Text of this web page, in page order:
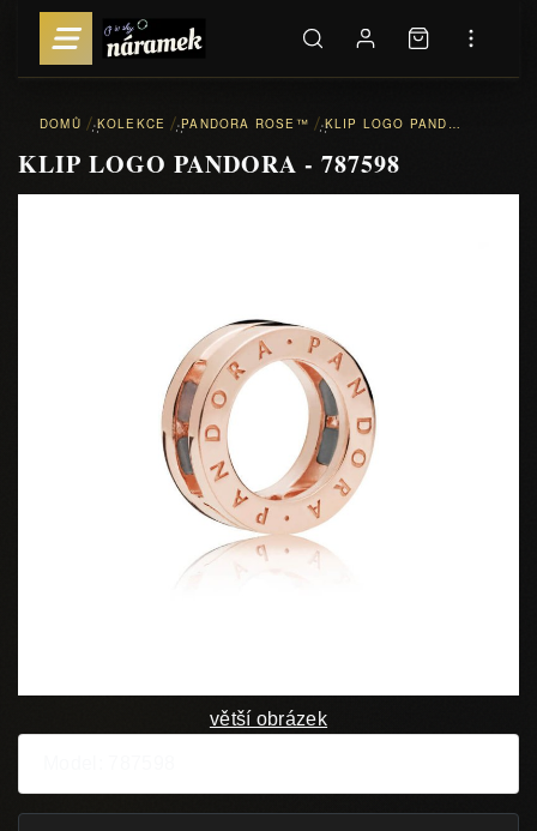
DOMŮ ::KOLEKCE ::PANDORA ROSE™ :: KLIP LOGO PANDORA - 787598
KLIP LOGO PANDORA - 787598
větší obrázek